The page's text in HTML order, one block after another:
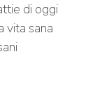
di oggi
vita sana